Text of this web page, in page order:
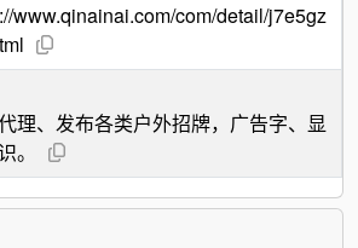
www.qinainai.com/com/detail/j7e5gz
理、发布各类户外招牌，广告字、显
。